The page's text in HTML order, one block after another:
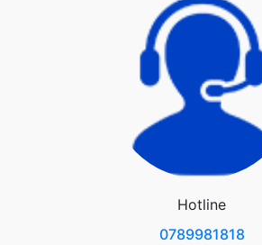
Hotline
0789981818